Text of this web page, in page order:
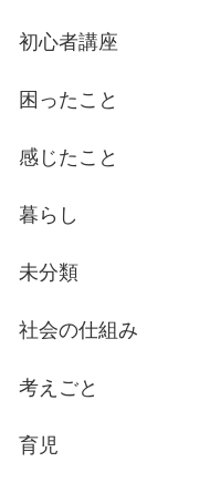
初心者講座
困ったこと
感じたこと
暮らし
未分類
社会の仕組み
考えごと
育児